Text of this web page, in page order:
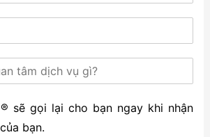
sẽ gọi lại cho bạn ngay khi nhận
bạn.